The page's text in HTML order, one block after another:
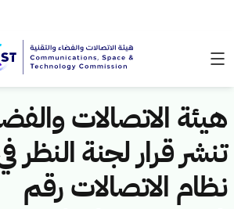
هيئة الاتصالات
تنشر قرار لجنة النظر
نظام الاتصالات رقم